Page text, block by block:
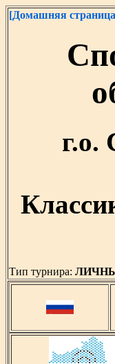
[Домашняя
г.о.
Тип турнира: